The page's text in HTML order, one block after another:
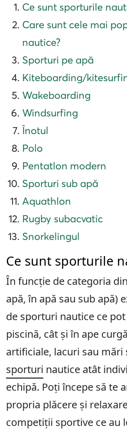
Ce sunt sporturile
Care sunt cele mai
nautice?
Sporturi pe apă
Kiteboarding/
Wakeboarding
Windsurfing
Înotul
Polo
Pentatlon modern
Sporturi sub apă
Aquathlon
Rugby subacvatic
Snorkelingul
Ce sunt sporturile
În funcție de categoria
apă, în apă sau sub apă)
de sporturi nautice ce
piscină, cât și în ape
artificiale, lacuri sau mări
sporturi nautice atât
echipă. Poți începe să te
propria plăcere și
competiții sportive ce au